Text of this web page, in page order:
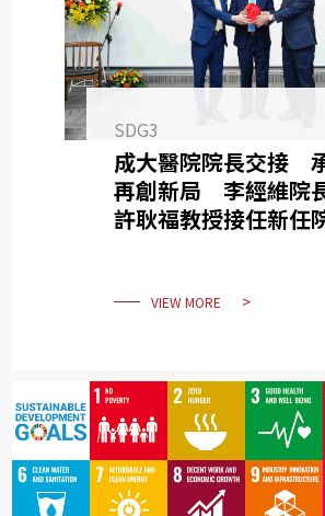
SDG3
成大醫院院長交接
再創新局 李經維院
許耿福教授接任新任
VIEW MORE